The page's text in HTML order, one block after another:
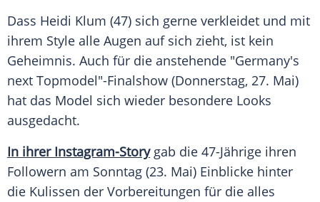
Dass Heidi Klum (47) sich gerne verkleidet und mit
ihrem Style alle Augen auf sich zieht, ist kein
Geheimnis. Auch für die anstehende "Germany's
next Topmodel"-Finalshow (Donnerstag, 27. Mai)
hat das Model sich wieder besondere Looks
ausgedacht.
In ihrer Instagram-Storygab die 47-Jährige ihren
Followern am Sonntag (23. Mai) Einblicke hinter
die Kulissen der Vorbereitungen für die alles